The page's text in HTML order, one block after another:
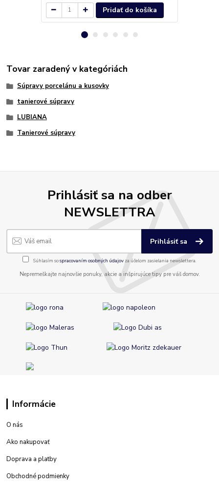
Pridať do košíka
Tovar zaradený v kategóriách
Súpravy porcelánu a kusovky
tanierové súpravy
LUBIANA
Tanierové súpravy
Prihlásiť sa na odber
NEWSLETTRA
Prihlásiť sa
Súhlasím sospracovaním osobných údajov za účelom zasielania newslettera.
Nepremeškajte najnovšie ponuky, akcie a inšpirujúce tipy pre váš domov.
Informácie
O nás
Ako nakupovať
Doprava a platby
Obchodné podmienky